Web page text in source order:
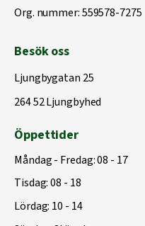
Org. nummer: 559578-7275
Besök oss
Ljungbygatan 25
264 52 Ljungbyhed
Öppettider
Måndag - Fredag: 08 - 17
Tisdag: 08 - 18
Lördag: 10 - 14